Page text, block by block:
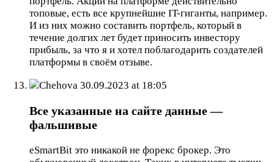
топовые, есть все крупнейшие IT-гиганты, например.
И из них можно составить портфель, который в
течение долгих лет будет приносить инвестору
прибыль, за что я и хотел поблагодарить создателей
платформы в своём отзыве.
Chehova 30.09.2023 at 18:05
Все указанные на сайте данные —
фальшивые
eSmartBit это никакой не форекс брокер. Это